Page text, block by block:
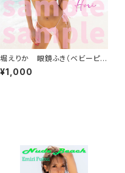
堀えりか 眼鏡ふき（ベビーピン
ク）
¥1,000